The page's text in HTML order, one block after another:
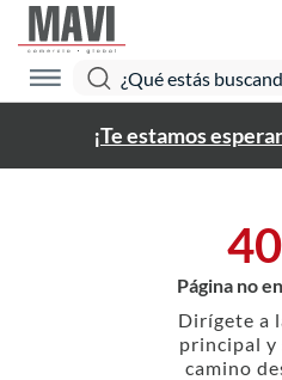
¡Te estamos
Página no
Dirígete a
principal y
camino